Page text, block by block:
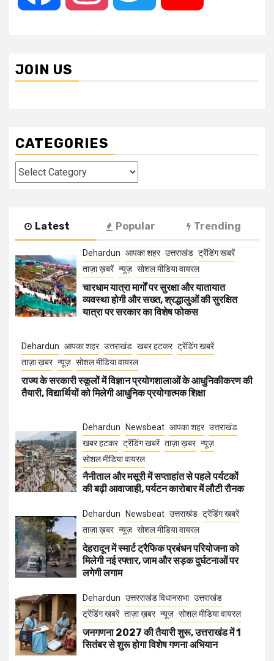
JOIN US
CATEGORIES
Categories
Latest Popular Trending
Dehardun आपका शहर उत्तराखंड ट्रेंडिंग खबरें
ताज़ा ख़बरें न्यूज़ सोशल मीडिया वायरल
चारधाम यात्रा मार्गों पर सुरक्षा और यातायात
व्यवस्था होगी और सख्त, श्रद्धालुओं की सुरक्षित
यात्रा पर सरकार का विशेष फोकस
Dehardun आपका शहर उत्तराखंड खबर हटकर ट्रेंडिंग खबरें
ताज़ा ख़बर न्यूज़ सोशल मीडिया वायरल
राज्य के सरकारी स्कूलों में विज्ञान प्रयोगशालाओं के आधुनिकीकरण की
तैयारी, विद्यार्थियों को मिलेगी आधुनिक प्रयोगात्मक शिक्षा
Dehardun Newsbeat आपका शहर उत्तराखंड
खबर हटकर ट्रेंडिंग खबरें ताज़ा ख़बर न्यूज़
सोशल मीडिया वायरल
नैनीताल और मसूरी में सप्ताहांत से पहले पर्यटकों
की बढ़ी आवाजाही, पर्यटन कारोबार में लौटी रौनक
Dehardun Newsbeat उत्तराखंड ट्रेंडिंग खबरें
ताज़ा ख़बर न्यूज़ सोशल मीडिया वायरल
देहरादून में स्मार्ट ट्रैफिक प्रबंधन परियोजना को
मिलेगी नई रफ्तार, जाम और सड़क दुर्घटनाओं पर
लगेगी लगाम
Dehardun उत्तरराखंड विधानसभा उत्तराखंड
ट्रेंडिंग खबरें ताज़ा ख़बर न्यूज़ सोशल मीडिया वायरल
जनगणना 2027 की तैयारी शुरू, उत्तराखंड में 1
सितंबर से शुरू होगा विशेष गणना अभियान